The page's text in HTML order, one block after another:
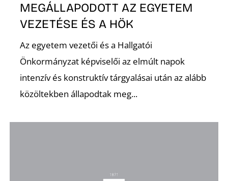
MEGÁLLAPODOTT AZ EGYETEM
VEZETÉSE ÉS A HÖK
Az egyetem vezetői és a Hallgatói
Önkormányzat képviselői az elmúlt napok
intenzív és konstruktív tárgyalásai után az alább
közöltekben állapodtak meg...